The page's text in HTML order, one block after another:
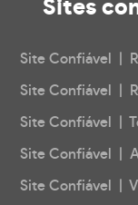
Sites
Site Confiável |
Site Confiável |
Site Confiável |
Site Confiável |
Site Confiável |